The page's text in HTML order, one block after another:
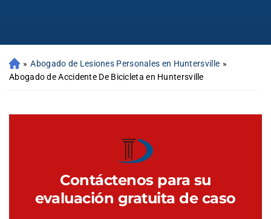
» Abogado de Lesiones Personales en Huntersville »
Abogado de Accidente De Bicicleta en Huntersville
Contáctenos para su
evaluación gratuita de caso